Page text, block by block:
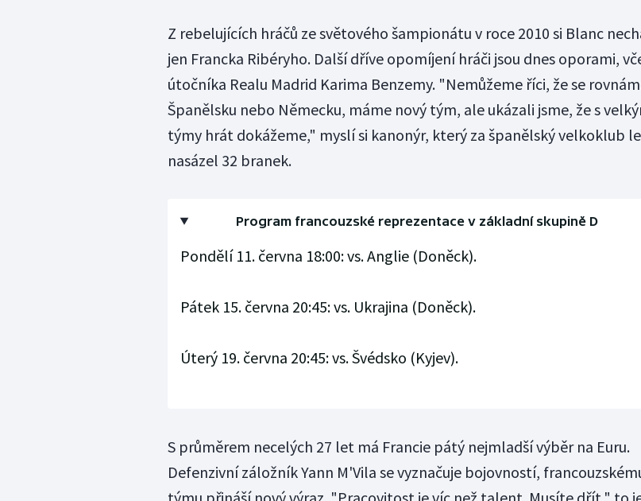
Z rebelujících hráčů ze světového šampionátu v roce 2010 si Blanc
jen Francka Ribéryho. Další dříve opomíjení hráči jsou dnes oporami,
útočníka Realu Madrid Karima Benzemy. "Nemůžeme říci, že se
Španělsku nebo Německu, máme nový tým, ale ukázali jsme, že s
týmy hrát dokážeme," myslí si kanonýr, který za španělský velkoklub
nasázel 32 branek.
Program francouzské reprezentace v základní skupině D
Pondělí 11. června 18:00: vs. Anglie (Doněck).
Pátek 15. června 20:45: vs. Ukrajina (Doněck).
Úterý 19. června 20:45: vs. Švédsko (Kyjev).
S průměrem necelých 27 let má Francie pátý nejmladší výběr na Euru.
Defenzivní záložník Yann M'Vila se vyznačuje bojovností,